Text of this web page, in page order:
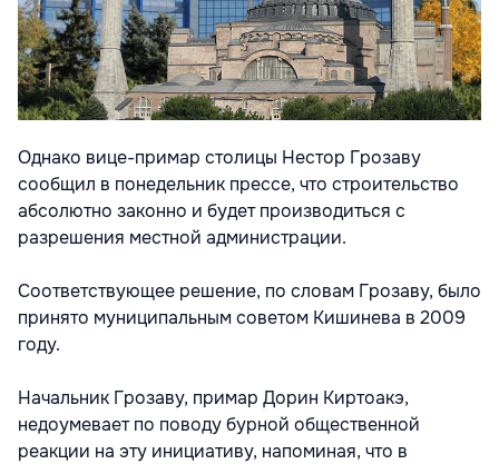
Однако вице-примар столицы Нестор Грозаву
сообщил в понедельник прессе, что строительство
абсолютно законно и будет производиться с
разрешения местной администрации.
Соответствующее решение, по словам Грозаву, было
принято муниципальным советом Кишинева в 2009
году.
Начальник Грозаву, примар Дорин Киртоакэ,
недоумевает по поводу бурной общественной
реакции на эту инициативу, напоминая, что в